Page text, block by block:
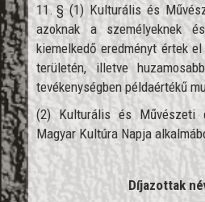
11. § (1) Kulturális és
azoknak a személyeknek
kiemelkedő eredményt értek
területén, illetve
tevékenységben példaértékű
(2) Kulturális és Művészeti
Magyar Kultúra Napja
Díjazottak